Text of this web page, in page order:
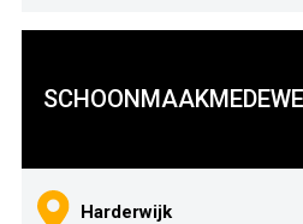
Harderwijk